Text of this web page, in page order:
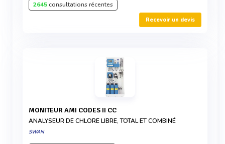
2645consultations récentes
Recevoir un devis
MONITEUR AMI CODES II CC
ANALYSEUR DE CHLORE LIBRE, TOTAL ET COMBINÉ
SWAN